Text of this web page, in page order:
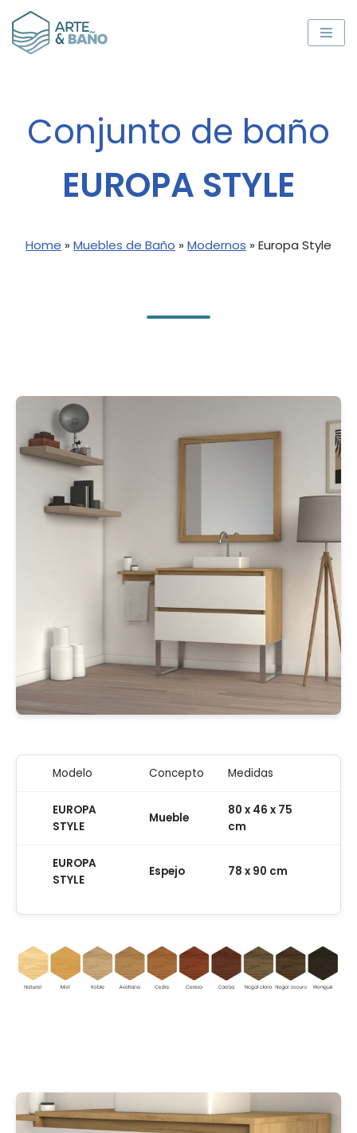
Conjunto de baño
EUROPA STYLE
Home » Muebles de Baño » Modernos » Europa Style
Modelo Concepto Medidas
EUROPA
STYLE
Mueble
80 x 46 x 75
cm
EUROPA
STYLE
Espejo 78 x 90 cm